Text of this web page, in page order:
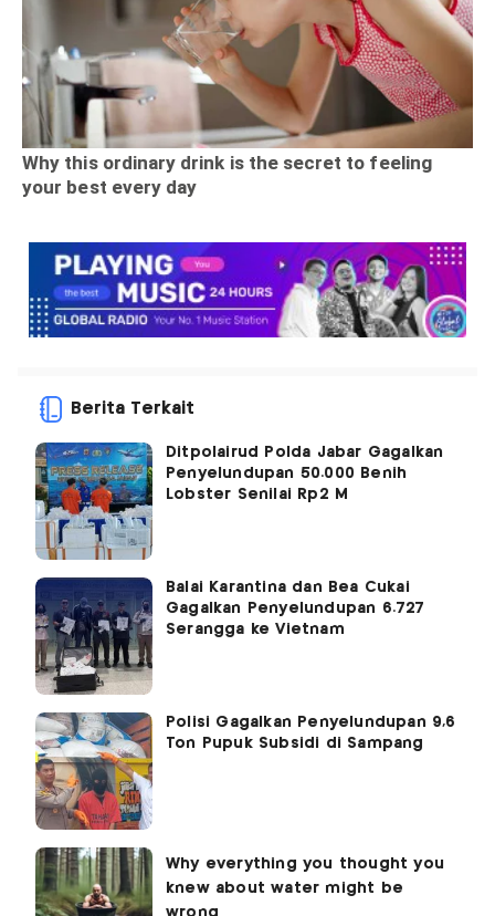
Berita Terkait
Ditpolairud Polda Jabar Gagalkan
Penyelundupan 50.000 Benih
Lobster Senilai Rp2 M
Balai Karantina dan Bea Cukai
Gagalkan Penyelundupan 6.727
Serangga ke Vietnam
Polisi Gagalkan Penyelundupan 9,6
Ton Pupuk Subsidi di Sampang